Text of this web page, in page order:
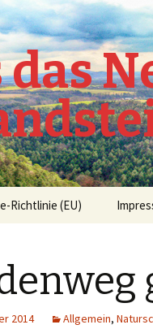
Richtlinie (EU)
2014 Allgemein,